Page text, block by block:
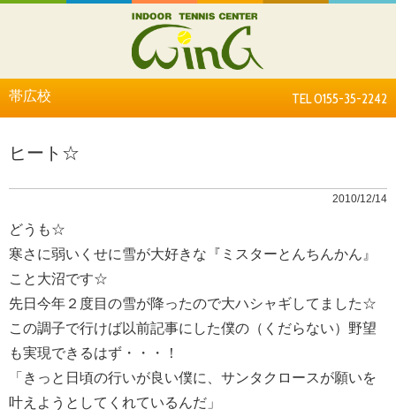
帯広校 TEL 0155-35-2242
ヒート☆
2010/12/14
どうも☆
寒さに弱いくせに雪が大好きな『ミスターとんちんかん』
こと大沼です☆
先日今年２度目の雪が降ったので大ハシャギしてました☆
この調子で行けば以前記事にした僕の（くだらない）野望
も実現できるはず・・・！
「きっと日頃の行いが良い僕に、サンタクロースが願いを
叶えようとしてくれているんだ」